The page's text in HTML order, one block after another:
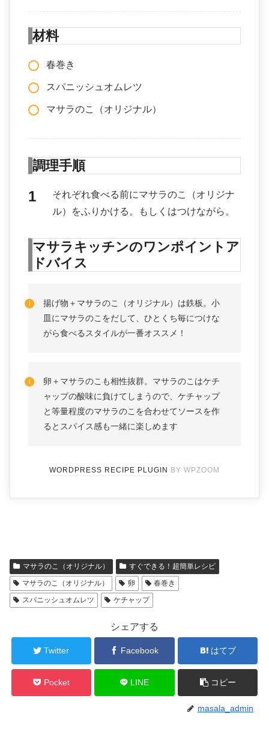
材料
春巻き
スパニッシュオムレツ
マサラのこ（オリジナル）
調理手順
それぞれ食べる前にマサラのこ（オリジナ
ル）をふりかける。もしくはつけながら。
マサラキッチンのワンポイントア
ドバイス
揚げ物＋マサラのこ（オリジナル）は鉄板。小
皿にマサラのこをだして、ひとくち毎につけな
がら食べるスタイルが一番オススメ！
卵＋マサラのこも相性抜群。マサラのこはケチ
ャップの酸味に負けてしまうので、ケチャップ
と等量程度のマサラのこを合わせてソースを作
るとスパイス感も一緒に楽しめます
WORDPRESS RECIPE PLUGIN BY WPZOOM
マサラのこ（オリジナル）
すぐできる！超簡単レシピ
マサラのこ（オリジナル）
卵
春巻き
スパニッシュオムレツ
ケチャップ
シェアする
Twitter Facebook はてブ
Pocket LINE コピー
masala_admin